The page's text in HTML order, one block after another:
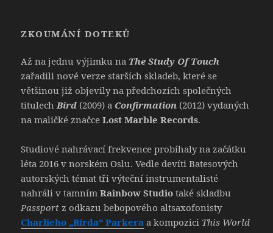
ZKOUMÁNÍ DOTEKŮ
Až na jednu výjimku na The Study Of Touch
zařadili nové verze starších skladeb, které se
většinou již objevily na předchozích společných
titulechBird (2009) a Confirmation (2012) vydaných
na maličké značceLost Marble Records.
Studiové nahrávací frekvence probíhaly na začátku
léta 2016 v norském Oslu. Vedle devíti Batesových
autorských témat tři výteční instrumentalisté
nahráli v tamnímRainbow Studio také skladbu
Passport z odkazu bebopového altsaxofonisty
Charlieho „Birda“ Parkera a kompozici This World